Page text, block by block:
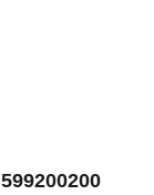
599200200